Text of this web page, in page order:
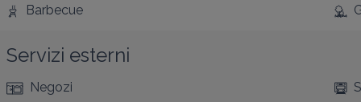
Barbecue
Servizi esterni
Negozi